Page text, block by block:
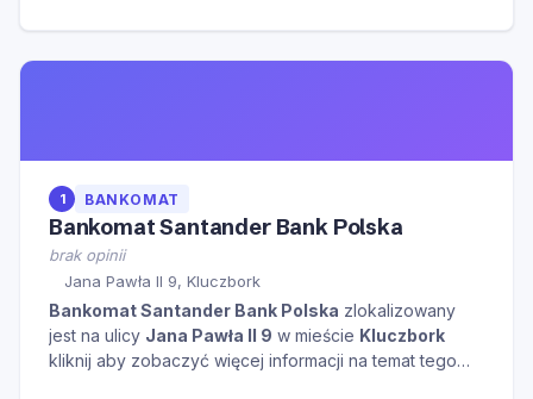
1 BANKOMAT
Bankomat Santander Bank Polska
brak opinii
Jana Pawła II 9, Kluczbork
Bankomat Santander Bank Polska zlokalizowany
jest na ulicy Jana Pawła II 9 w mieście Kluczbork
kliknij aby zobaczyć więcej informacji na temat tego